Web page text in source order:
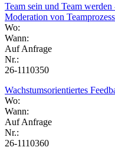
Team sein und Team
Moderation von
Wo:
Wann:
Auf Anfrage
Nr.:
26-1110350
Wachstumsorientiertes
Wo:
Wann:
Auf Anfrage
Nr.:
26-1110360